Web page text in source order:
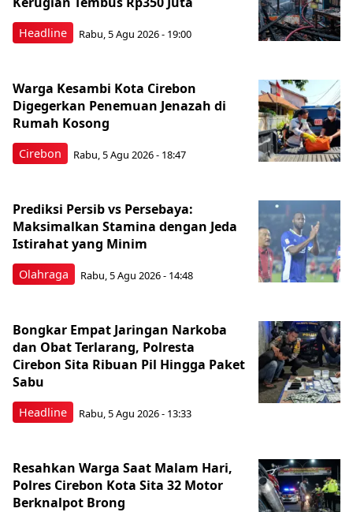
Headline Rabu, 5 Agu 2026 - 19:00
Cirebon
Warga Kesambi Kota Cirebon
Digegerkan Penemuan Jenazah di
Rumah Kosong
Rabu, 5 Agu 2026 - 18:47
Olahraga
Prediksi Persib vs Persebaya:
Maksimalkan Stamina dengan Jeda
Istirahat yang Minim
Rabu, 5 Agu 2026 - 14:48
Headline
Bongkar Empat Jaringan Narkoba
dan Obat Terlarang, Polresta
Cirebon Sita Ribuan Pil Hingga Paket
Sabu
Rabu, 5 Agu 2026 - 13:33
Resahkan Warga Saat Malam Hari,
Polres Cirebon Kota Sita 32 Motor
Berknalpot Brong